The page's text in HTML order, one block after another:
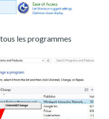
les programmes